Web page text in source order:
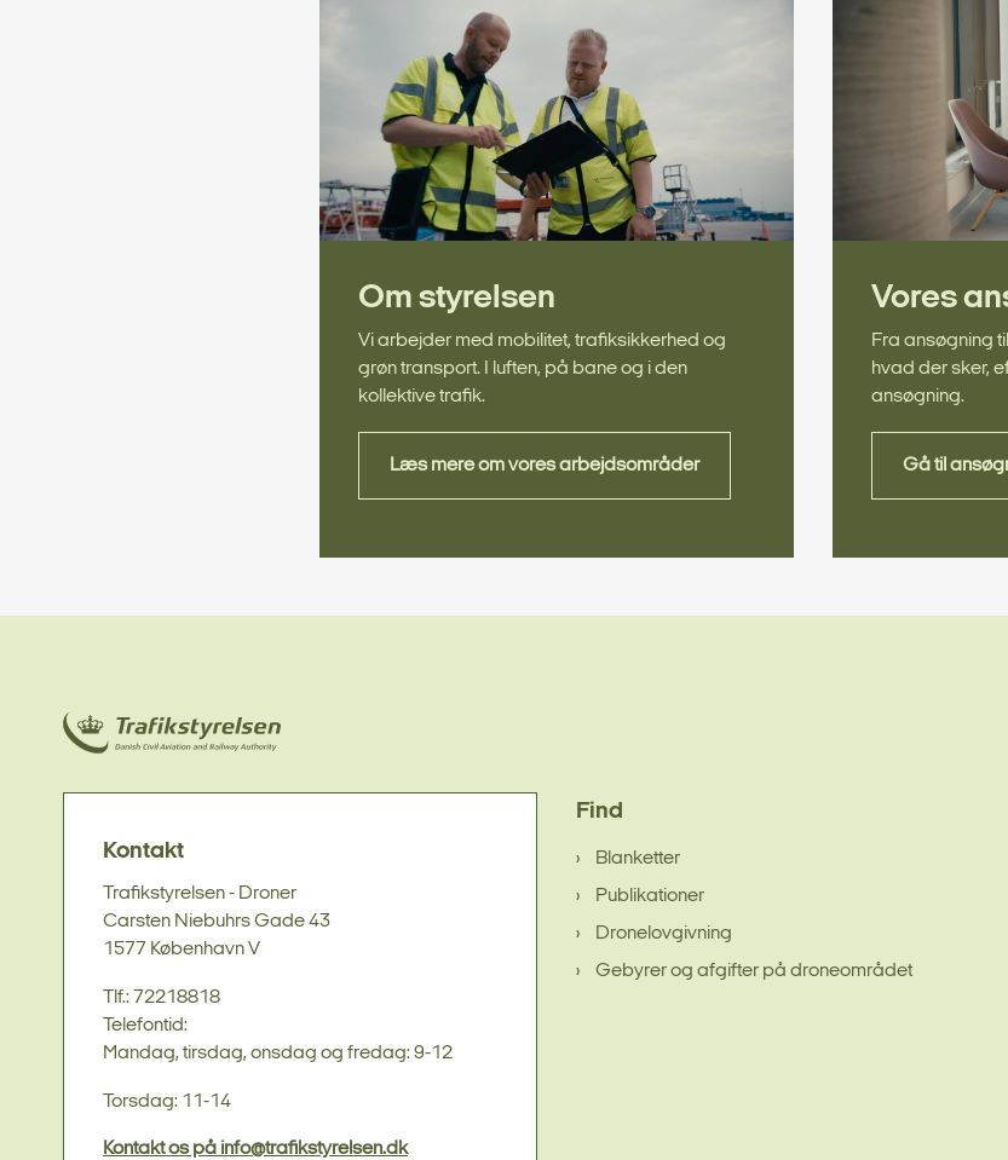
Om styrelsen
Vi arbejder med mobilitet, trafiksikkerhed og
grøn transport. I luften, på bane og i den
kollektive trafik.
Læs mere om vores arbejdsområder
Vores
Fra ansøgning
hvad der sker,
ansøgning.
Gå til
Kontakt
Trafikstyrelsen - Droner
Carsten Niebuhrs Gade 43
1577 København V
Tlf.: 72218818
Telefontid:
Mandag, tirsdag, onsdag og fredag: 9-12
Torsdag: 11-14
Kontakt os på info@trafikstyrelsen.dk
Find
Blanketter
Publikationer
Dronelovgivning
Gebyrer og afgifter på droneområdet